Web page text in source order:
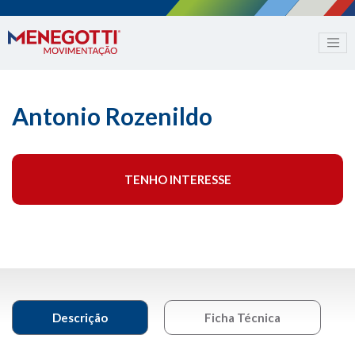
Antonio Rozenildo
TENHO INTERESSE
Descrição Ficha Técnica